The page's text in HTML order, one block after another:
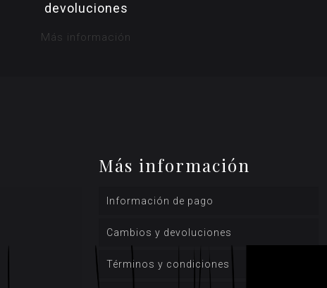
devoluciones
Más información
Más información
Información de pago
Cambios y devoluciones
Términos y condiciones